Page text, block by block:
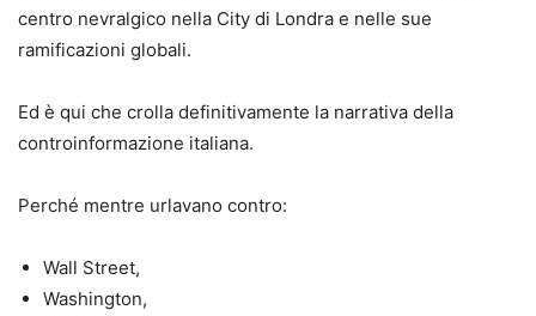
centro nevralgico nella City di Londra e nelle sue
ramificazioni globali.
Ed è qui che crolla definitivamente la narrativa della
controinformazione italiana.
Perché mentre urlavano contro:
Wall Street,
Washington,